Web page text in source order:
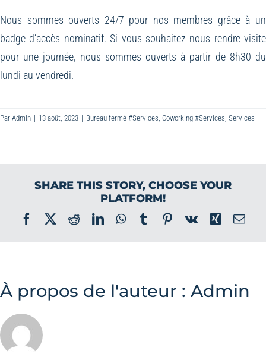
Nous sommes ouverts 24/7 pour nos membres grâce à un
badge d’accès nominatif. Si vous souhaitez nous rendre visite
pour une journée, nous sommes ouverts à partir de 8h30 du
lundi au vendredi.
Par Admin | 13 août, 2023 | Bureau fermé #Services, Coworking #Services, Services
SHARE THIS STORY, CHOOSE YOUR
PLATFORM!
FacebookRedditLinkedInWhatsApp
TumblrPinterest
Vk Xing
À propos de l'auteur : Admin